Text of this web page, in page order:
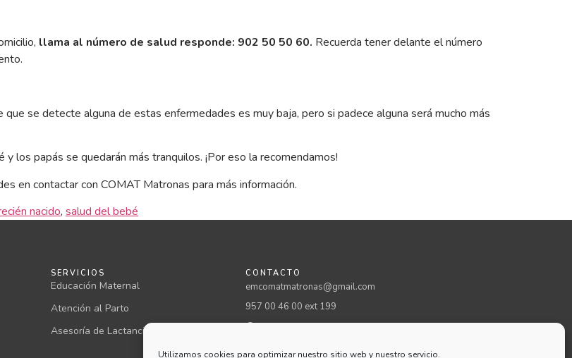
Utilizamos cookies para optimizar nuestro sitio web y nuestro servicio.
llama al número de salud responde: 902 50 50 60. Recuerda tener delante el número
se detecte alguna de estas enfermedades es muy baja, pero si padece alguna será mucho más
los papás se quedarán más tranquilos. ¡Por eso la recomendamos!
en contactar con COMAT Matronas para más información.
nacido, salud del bebé
SERVICIOS
Educación Maternal
Atención al Parto
Asesoría de Lactancia
CONTACTO
emcomatmatronas@gmail.com
957 00 46 00 ext 199
@comatmatronas